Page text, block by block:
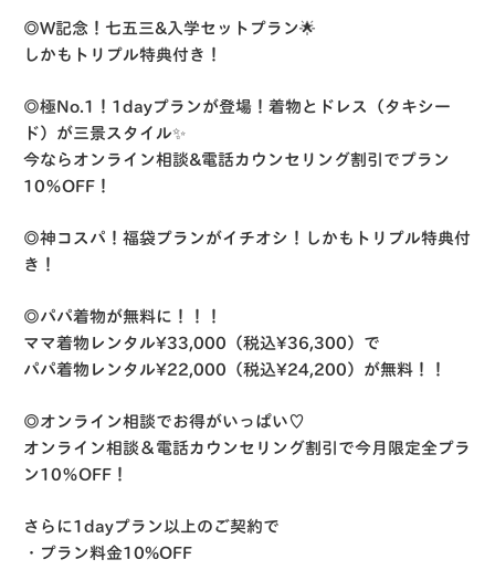
◎W記念！七五三&入学セットプラン🌟
しかもトリプル特典付き！
◎極No.1！1dayプランが登場！着物とドレス（タキシー
ド）が三景スタイル✨
今ならオンライン相談&電話カウンセリング割引でプラン
10％OFF！
◎神コスパ！福袋プランがイチオシ！しかもトリプル特典付
き！
◎パパ着物が無料に！！！
ママ着物レンタル¥33,000（税込¥36,300）で
パパ着物レンタル¥22,000（税込¥24,200）が無料！！
◎オンライン相談でお得がいっぱい♡
オンライン相談＆電話カウンセリング割引で今月限定全プラ
ン10％OFF！
さらに1dayプラン以上のご契約で
・プラン料金10%OFF